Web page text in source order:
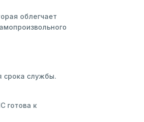
облегчает
срока службы.
готова к